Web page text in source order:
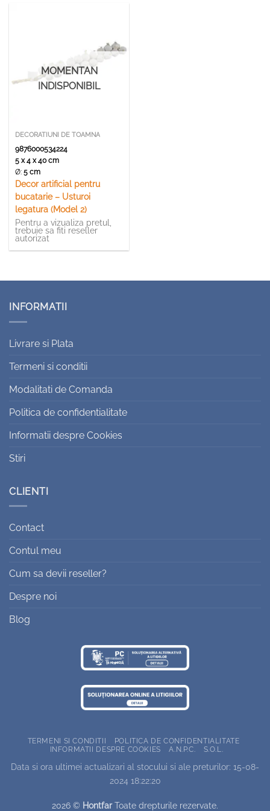
MOMENTAN
INDISPONIBIL
DECORATIUNI DE TOAMNA
9876000534224
5 x 4 x 40 cm
Ø:5 cm
Decor artificial pentru
bucatarie – Usturoi
legatura (Model 2)
Pentru a vizualiza pretul,
trebuie sa fiti reseller
autorizat
INFORMATII
Livrare si Plata
Termeni si conditii
Modalitati de Comanda
Politica de confidentialitate
Informatii despre Cookies
Stiri
CLIENTI
Contact
Contul meu
Cum sa devii reseller?
Despre noi
Blog
TERMENI SI CONDITII
POLITICA DE CONFIDENTIALITATE
INFORMATII DESPRE COOKIES
A.N.P.C. S.O.L.
Data si ora ultimei actualizari al stocului si ale preturilor: 15-08-
2024 18:22:20
2026 © HontfarToate drepturile rezervate.